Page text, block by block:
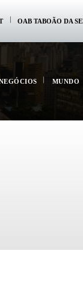
OAB TABOÃO DA
MUNDO